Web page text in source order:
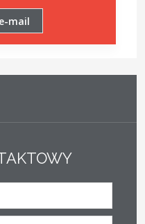
mail